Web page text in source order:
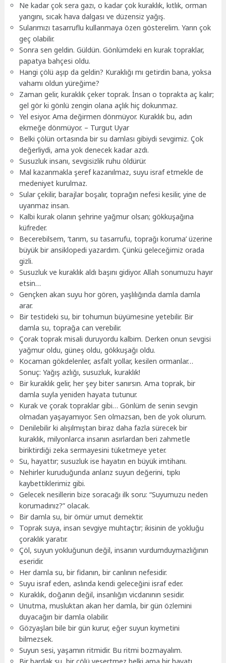
Ne kadar çok sera gazı, o kadar çok kuraklık, kıtlık, orman
yangını, sıcak hava dalgası ve düzensiz yağış.
Sularımızı tasarruflu kullanmaya özen gösterelim. Yarın çok
geç olabilir.
Sonra sen geldin. Güldün. Gönlümdeki en kurak topraklar,
papatya bahçesi oldu.
Hangi çölü aşıp da geldin? Kuraklığı mı getirdin bana, yoksa
vahamı oldun yüreğime?
Zaman gelir, kuraklık çeker toprak. İnsan o toprakta aç kalır;
gel gör ki gönlü zengin olana açlık hiç dokunmaz.
Yel esiyor. Ama değirmen dönmüyor. Kuraklık bu, adın
ekmeğe dönmüyor. – Turgut Uyar
Belki çölün ortasında bir su damlası gibiydi sevgimiz. Çok
değerliydi, ama yok denecek kadar azdı.
Susuzluk insanı, sevgisizlik ruhu öldürür.
Mal kazanmakla şeref kazanılmaz, suyu israf etmekle de
medeniyet kurulmaz.
Sular çekilir, barajlar boşalır, toprağın nefesi kesilir, yine de
uyanmaz insan.
Kalbi kurak olanın şehrine yağmur olsan; gökkuşağına
küfreder.
Becerebilsem, ‘tarım, su tasarrufu, toprağı koruma’ üzerine
büyük bir ansiklopedi yazardım. Çünkü geleceğimiz orada
gizli.
Susuzluk ve kuraklık aldı başını gidiyor. Allah sonumuzu hayır
etsin…
Gençken akan suyu hor gören, yaşlılığında damla damla
arar.
Bir testideki su, bir tohumun büyümesine yetebilir. Bir
damla su, toprağa can verebilir.
Çorak toprak misali duruyordu kalbim. Derken onun sevgisi
yağmur oldu, güneş oldu, gökkuşağı oldu.
Kocaman gökdelenler, asfalt yollar, kesilen ormanlar…
Sonuç: Yağış azlığı, susuzluk, kuraklık!
Bir kuraklık gelir, her şey biter sanırsın. Ama toprak, bir
damla suyla yeniden hayata tutunur.
Kurak ve çorak topraklar gibi… Gönlüm de senin sevgin
olmadan yaşayamıyor. Sen olmazsan, ben de yok olurum.
Denilebilir ki alışılmıştan biraz daha fazla sürecek bir
kuraklık, milyonlarca insanın asırlardan beri zahmetle
biriktirdiği zeka sermayesini tüketmeye yeter.
Su, hayattır; susuzluk ise hayatın en büyük imtihanı.
Nehirler kuruduğunda anlarız suyun değerini, tıpkı
kaybettiklerimiz gibi.
Gelecek nesillerin bize soracağı ilk soru: “Suyumuzu neden
korumadınız?” olacak.
Bir damla su, bir ömür umut demektir.
Toprak suya, insan sevgiye muhtaçtır; ikisinin de yokluğu
çoraklık yaratır.
Çöl, suyun yokluğunun değil, insanın vurdumduymazlığının
eseridir.
Her damla su, bir fidanın, bir canlının nefesidir.
Suyu israf eden, aslında kendi geleceğini israf eder.
Kuraklık, doğanın değil, insanlığın vicdanının sesidir.
Unutma, musluktan akan her damla, bir gün özlemini
duyacağın bir damla olabilir.
Gözyaşları bile bir gün kurur, eğer suyun kıymetini
bilmezsek.
Suyun sesi, yaşamın ritmidir. Bu ritmi bozmayalım.